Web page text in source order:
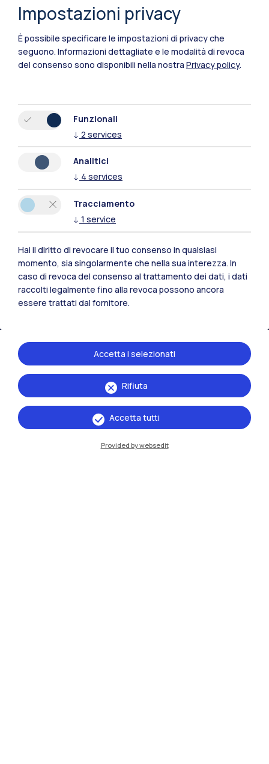
Polimi Community
Tutti i siti dell’ecosistema
Residenze Frontiere
Impostazioni privacy
È possibile specificare le impostazioni di privacy che
seguono. Informazioni dettagliate e le modalità di revoca
del consenso sono disponibili nella nostra Privacy policy.
Funzionali
↓ 2 services
Analitici
↓ 4 services
Tracciamento
↓ 1 service
Hai il diritto di revocare il tuo consenso in qualsiasi
momento, sia singolarmente che nella sua interezza. In
caso di revoca del consenso al trattamento dei dati, i dati
raccolti legalmente fino alla revoca possono ancora
essere trattati dal fornitore.
Rifiuta
Accetta i selezionati
Accetta tutti
Provided by websedit